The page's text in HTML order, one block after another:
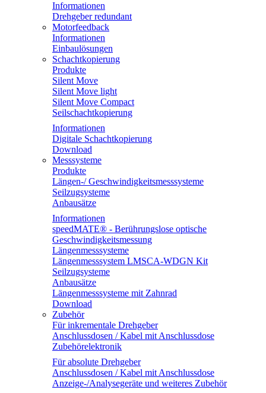
Informationen
Drehgeber redundant
Motorfeedback
Informationen
Einbaulösungen
Schachtkopierung
Produkte
Silent Move
Silent Move light
Silent Move Compact
Seilschachtkopierung
Informationen
Digitale Schachtkopierung
Download
Messsysteme
Produkte
Längen-/ Geschwindigkeitsmesssysteme
Seilzugsysteme
Anbausätze
Informationen
speedMATE® - Berührungslose optische
Geschwindigkeitsmessung
Längenmesssysteme
Längenmesssystem LMSCA-WDGN Kit
Seilzugsysteme
Anbausätze
Längenmesssysteme mit Zahnrad
Download
Zubehör
Für inkrementale Drehgeber
Anschlussdosen / Kabel mit Anschlussdose
Zubehörelektronik
Für absolute Drehgeber
Anschlussdosen / Kabel mit Anschlussdose
Anzeige-/Analysegeräte und weiteres Zubehör